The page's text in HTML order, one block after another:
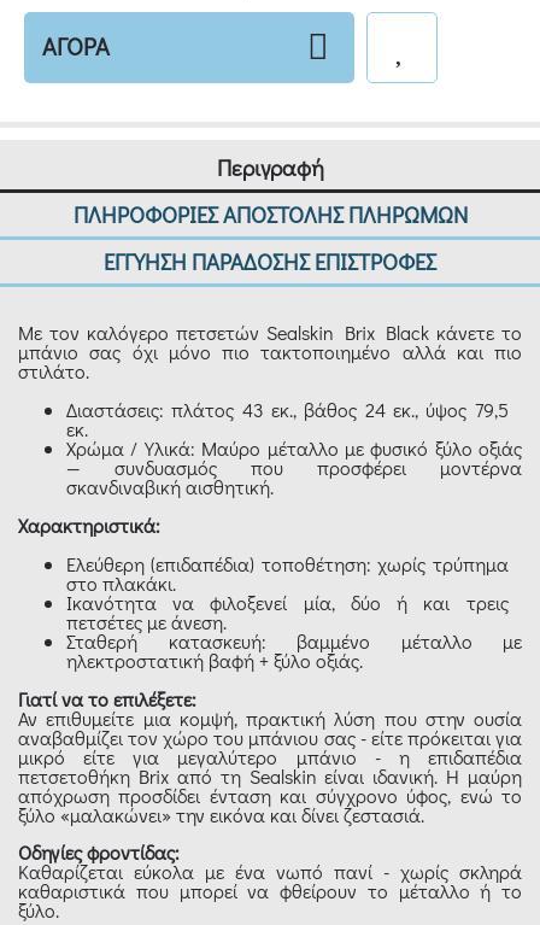
ΑΓΟΡΑ
Περιγραφή
ΠΛΗΡΟΦΟΡΙΕΣ ΑΠΟΣΤΟΛΗΣ ΠΛΗΡΩΜΩΝ
ΕΓΓΥΗΣΗ ΠΑΡΑΔΟΣΗΣ ΕΠΙΣΤΡΟΦΕΣ
Με τον καλόγερο πετσετών Sealskin Brix Black κάνετε το
μπάνιο σας όχι μόνο πιο τακτοποιημένο αλλά και πιο
στιλάτο.
Διαστάσεις: πλάτος 43 εκ., βάθος 24 εκ., ύψος 79,5
εκ.
Χρώμα / Υλικά: Μαύρο μέταλλο με φυσικό ξύλο οξιάς
— συνδυασμός που προσφέρει μοντέρνα
σκανδιναβική αισθητική.
Χαρακτηριστικά:
Ελεύθερη (επιδαπέδια) τοποθέτηση: χωρίς τρύπημα
στο πλακάκι.
Ικανότητα να φιλοξενεί μία, δύο ή και τρεις
πετσέτες με άνεση.
Σταθερή κατασκευή: βαμμένο μέταλλο με
ηλεκτροστατική βαφή + ξύλο οξιάς.
Γιατί να το επιλέξετε:
Αν επιθυμείτε μια κομψή, πρακτική λύση που στην ουσία
αναβαθμίζει τον χώρο του μπάνιου σας - είτε πρόκειται για
μικρό είτε για μεγαλύτερο μπάνιο - η επιδαπέδια
πετσετοθήκη Brix από τη Sealskin είναι ιδανική. Η μαύρη
απόχρωση προσδίδει ένταση και σύγχρονο ύφος, ενώ το
ξύλο «μαλακώνει» την εικόνα και δίνει ζεστασιά.
Οδηγίες φροντίδας:
Καθαρίζεται εύκολα με ένα νωπό πανί - χωρίς σκληρά
καθαριστικά που μπορεί να φθείρουν το μέταλλο ή το
ξύλο.